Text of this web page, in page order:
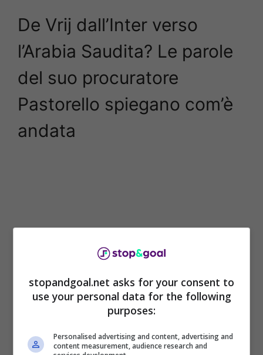
De Vrij dall’Inter verso
l’Arabia Saudita? Le parole
del suo procuratore
Pastorello spiegano com’è
andata
Federico Pastorello, agente di
‘Tuttomercatoweb’ e ha dichiarato: “Stefan è
stopandgoal.net asks for your consent to
use your personal data for the following
purposes:
Personalised advertising and content, advertising and
content measurement, audience research and